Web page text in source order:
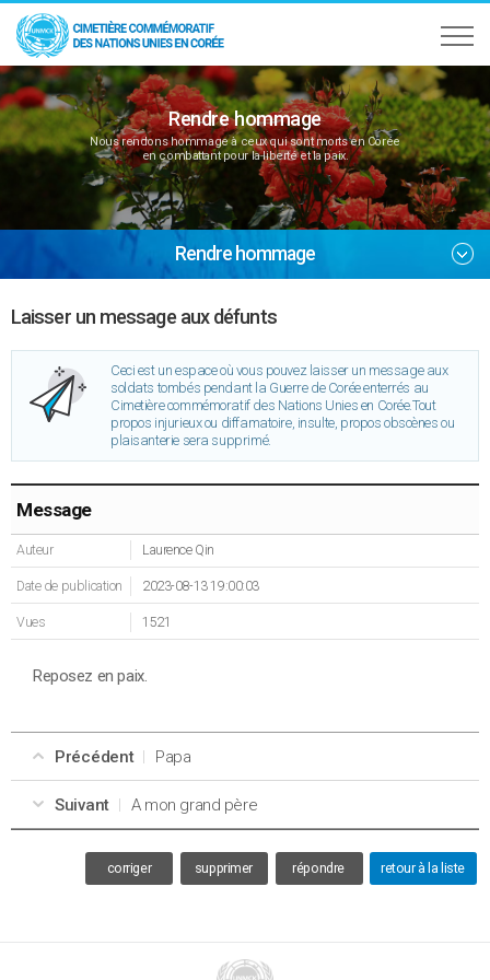
Rendre hommage
Nous rendons hommage à ceux qui sont morts en Corée
en combattant pour la liberté et la paix.
Rendre hommage
Laisser un message aux défunts
Ceci est un espace où vous pouvez laisser un message aux
soldats tombés pendant la Guerre de Corée enterrés au
Cimetière commémoratif des Nations Unies en Corée.Tout
propos injurieux ou diffamatoire, insulte, propos obscènes ou
plaisanterie sera supprimé.
Message
Auteur Laurence Qin
Date de publication 2023-08-13 19:00:03
Vues 1521
Reposez en paix.
Précédent Papa
Suivant A mon grand père
corriger supprimer répondre retour à la liste